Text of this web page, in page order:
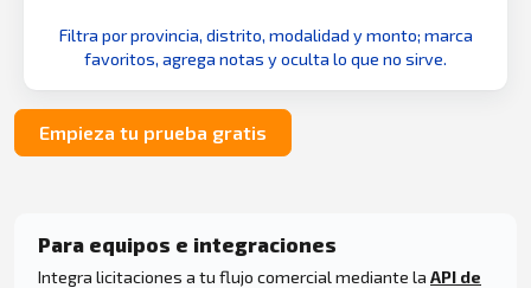
Filtra por provincia, distrito, modalidad y monto; marca
favoritos, agrega notas y oculta lo que no sirve.
Empieza tu prueba gratis
Para equipos e integraciones
Integra licitaciones a tu flujo comercial mediante la API de